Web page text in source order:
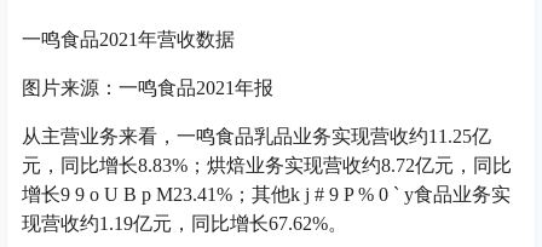
一鸣食品2021年营收数据
图片来源：一鸣食品2021年报
从主营业务来看，一鸣食品乳品业务实现营收约11.25亿
元，同比增长8.83%；烘焙业务实现营收约8.72亿元，同比
增长9 9 o U B p M23.41%；其他k j # 9 P % 0 ` y食品业务实
现营收约1.19亿元，同比增长67.62%。